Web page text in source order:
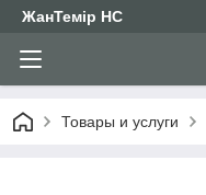
ЖанТемір НС
Товары и услуги